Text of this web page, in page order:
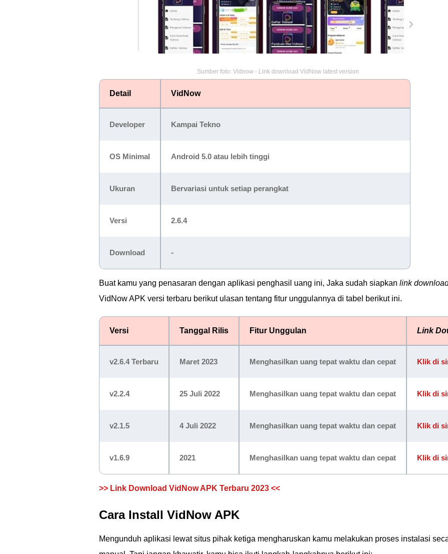
Sumber foto: Vidnow - Link download VidNow latest version
Detail VidNow
Developer Kampai Tekno
OS Minimal Android 5.0 atau lebih tinggi
Ukuran Bervariasi untuk setiap perangkat
Versi 2.6.4
Download -
Buat kamu yang penasaran dengan aplikasi penghasil uang ini, Jaka sudah siapkan link
VidNow APK versi terbaru berikut ulasan tentang fitur unggulannya di tabel berikut ini.
Versi Tanggal Rilis Fitur Unggulan Link
v2.6.4Terbaru Maret 2023 Menghasilkan uang tepat waktu dan cepat Klik di
v2.2.4 25 Juli 2022 Menghasilkan uang tepat waktu dan cepat Klik di
v2.1.5 4 Juli 2022 Menghasilkan uang tepat waktu dan cepat Klik di
v1.6.9 2021 Menghasilkan uang tepat waktu dan cepat Klik di
>> Link Download VidNow APK Terbaru 2023 <<
Cara Install VidNow APK
Mengunduh aplikasi lewat situs pihak ketiga mengharuskan kamu melakukan proses instalasi